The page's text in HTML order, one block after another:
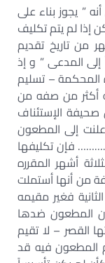
أنه ” يجوز بناء على
إذا لم يتم تكليف
من تاريخ تقديم
المدعى ” و إذ
– تسليم
أكثر من صفه من
صحيفة الإستئناف
الكتاب بتاريخ 1984/7/11 و أعلنت إلى المطعون
فإن تكليفها
أشهر المقرره
من أنها أستملت
فغير مقيمه
المطعون ضدها
القصر – لا تقيم
المطعون فيه قد